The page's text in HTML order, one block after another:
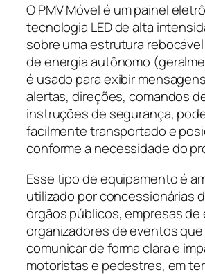
O PMV Móvel é um painel
tecnologia LED de alta
sobre uma estrutura
de energia autônomo
é usado para exibir
alertas, direções, comandos
instruções de segurança,
facilmente transportado e
conforme a necessidade do
Esse tipo de equipamento é
utilizado por concessionárias
órgãos públicos, empresas de
organizadores de eventos
comunicar de forma clara e
motoristas e pedestres, em